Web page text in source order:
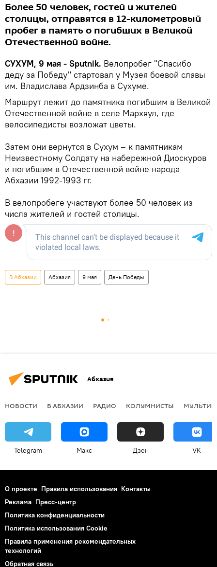
Более 50 человек, гостей и жителей
столицы, отправятся в 12-километровый
пробег в память о погибших в Великой
Отечественной войне.
СУХУМ, 9 мая - Sputnik. Велопробег "Спасибо
деду за Победу" стартовал у Музея боевой славы
им. Владислава Ардзинба в Сухуме.
Маршрут лежит до памятника погибшим в Великой
Отечественной войне в селе Мархяул, где
велосипедисты возложат цветы.
Затем они вернутся в Сухум – к памятникам
Неизвестному Солдату на набережной Диоскуров
и погибшим в Отечественной войне народа
Абхазии 1992-1993 гг.
В велопробеге участвуют более 50 человек из
числа жителей и гостей столицы.
В Абхазии Абхазия 9 мая День Победы
Абхазия
НОВОСТИ В АБХАЗИИ РАДИО КОЛУМНИСТЫ
Telegram Макс Дзен VK
О проекте Правила использования Контакты
Реклама Пресс-центр
Политика конфиденциальности
Политика использования Cookie
Правила применения рекомендательных
технологий
Обратная связь